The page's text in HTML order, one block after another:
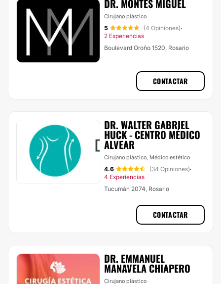
DR. MONTES MIGUEL
Cirujano plástico
5 (4 Opiniones)·
2 Experiencias
Boulevard Oroño 1520, Rosario
CONTACTAR
DR. WALTER GABRIEL
HUCK - CENTRO MÉDICO
ALVEAR
Cirujano plástico, Médico estético
4.6 (34 Opiniones)·
4 Experiencias
Tucumán 2074, Rosario
CONTACTAR
DR. EMMANUEL
MANAVELA CHIAPERO
Cirujano plástico